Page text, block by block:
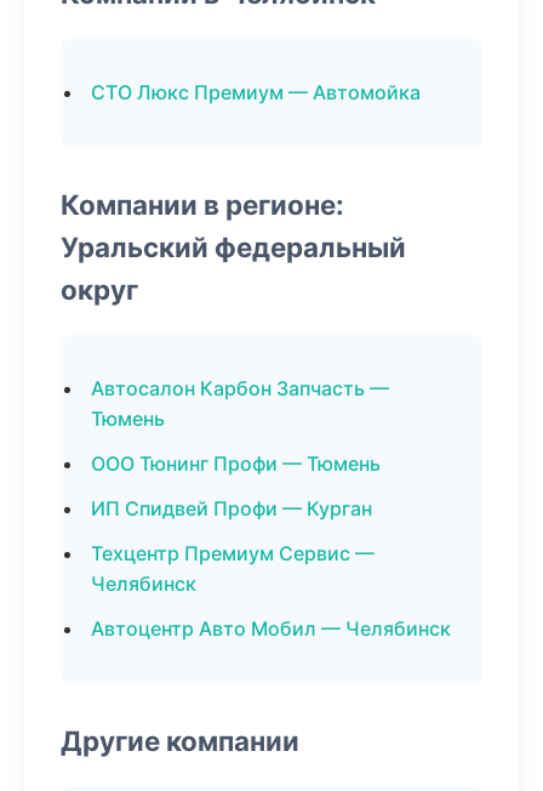
СТО Люкс Премиум — Автомойка
Компании в регионе:
Уральский федеральный
округ
Автосалон Карбон Запчасть —
Тюмень
ООО Тюнинг Профи — Тюмень
ИП Спидвей Профи — Курган
Техцентр Премиум Сервис —
Челябинск
Автоцентр Авто Мобил — Челябинск
Другие компании